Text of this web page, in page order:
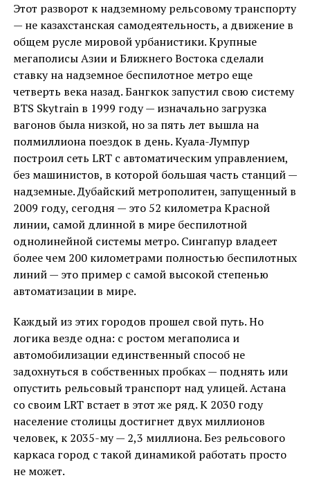
Этот разворот к надземному рельсовому транспорту
— не казахстанская самодеятельность, а движение в
общем русле мировой урбанистики. Крупные
мегаполисы Азии и Ближнего Востока сделали
ставку на надземное беспилотное метро еще
четверть века назад. Бангкок запустил свою систему
BTS Skytrain в 1999 году — изначально загрузка
вагонов была низкой, но за пять лет вышла на
полмиллиона поездок в день. Куала-Лумпур
построил сеть LRT с автоматическим управлением,
без машинистов, в которой большая часть станций —
надземные. Дубайский метрополитен, запущенный в
2009 году, сегодня — это 52 километра Красной
линии, самой длинной в мире беспилотной
однолинейной системы метро. Сингапур владеет
более чем 200 километрами полностью беспилотных
линий — это пример с самой высокой степенью
автоматизации в мире.
Каждый из этих городов прошел свой путь. Но
логика везде одна: с ростом мегаполиса и
автомобилизации единственный способ не
задохнуться в собственных пробках — поднять или
опустить рельсовый транспорт над улицей. Астана
со своим LRT встает в этот же ряд. К 2030 году
население столицы достигнет двух миллионов
человек, к 2035-му — 2,3 миллиона. Без рельсового
каркаса город с такой динамикой работать просто
не может.